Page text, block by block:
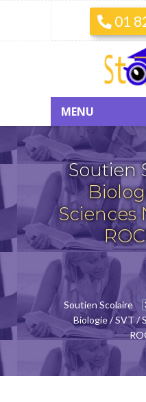
01
MENU
Soutien
Sciences
Soutien Scolaire
Biologie / SVT /